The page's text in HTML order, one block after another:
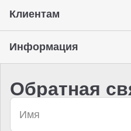
Клиентам
Информация
Обратная